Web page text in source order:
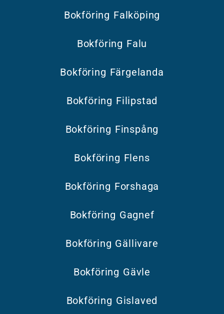
Bokföring Falköping
Bokföring Falu
Bokföring Färgelanda
Bokföring Filipstad
Bokföring Finspång
Bokföring Flens
Bokföring Forshaga
Bokföring Gagnef
Bokföring Gällivare
Bokföring Gävle
Bokföring Gislaved